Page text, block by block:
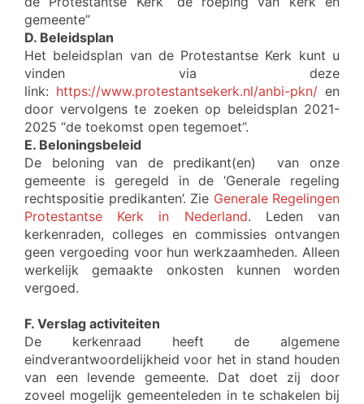
gemeente”
D. Beleidsplan
Het beleidsplan van de Protestantse Kerk kunt u
vinden via deze
link: https://www.protestantsekerk.nl/anbi-pkn/ en
door vervolgens te zoeken op beleidsplan 2021-
2025 “de toekomst open tegemoet”.
E. Beloningsbeleid
De beloning van de predikant(en) van onze
gemeente is geregeld in de ‘Generale regeling
rechtspositie predikanten’. Zie Generale Regelingen
Protestantse Kerk in Nederland. Leden van
kerkenraden, colleges en commissies ontvangen
geen vergoeding voor hun werkzaamheden. Alleen
werkelijk gemaakte onkosten kunnen worden
vergoed.
F. Verslag activiteiten
De kerkenraad heeft de algemene
eindverantwoordelijkheid voor het in stand houden
van een levende gemeente. Dat doet zij door
zoveel mogelijk gemeenteleden in te schakelen bij